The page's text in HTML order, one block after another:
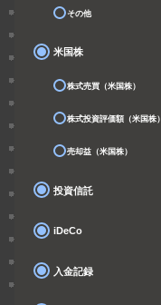
その他
米国株
株式売買（米国株）
株式投資評価額（米国株）
売却益（米国株）
投資信託
iDeCo
入金記録